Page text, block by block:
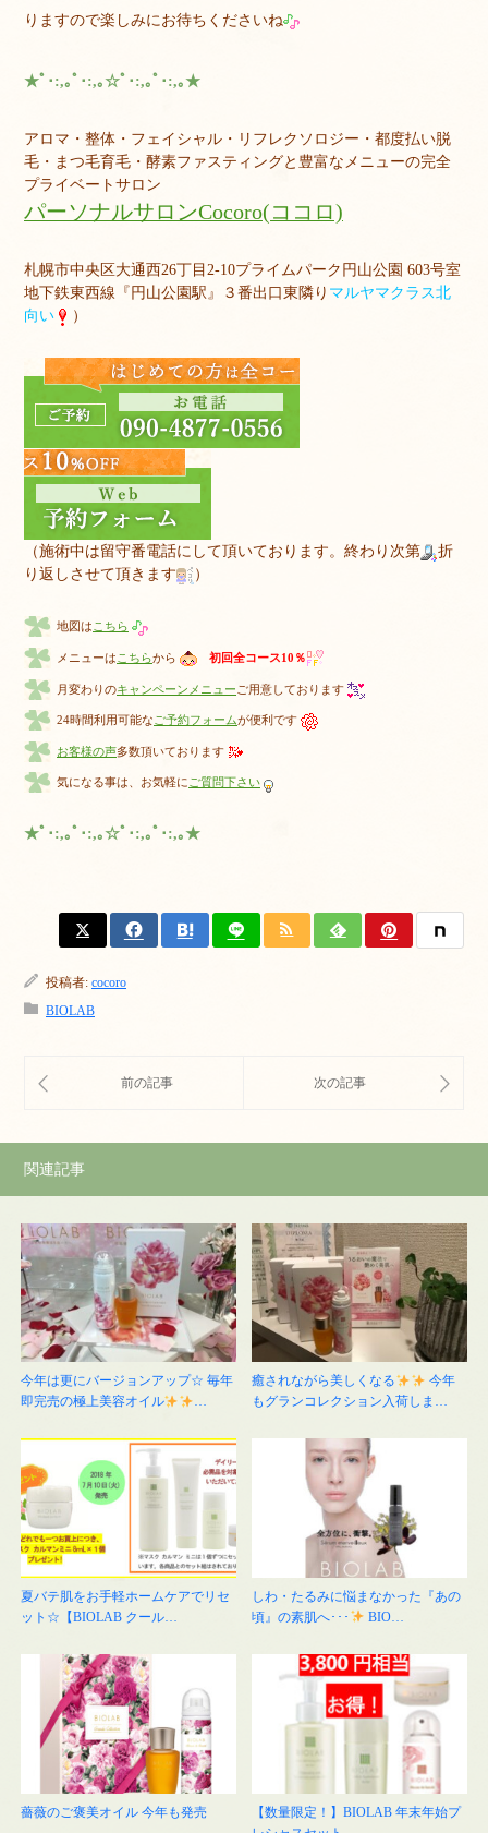
りますので楽しみにお待ちくださいね
★ﾟ･:,｡ﾟ･:,｡☆ﾟ･:,｡ﾟ･:,｡★
アロマ・整体・フェイシャル・リフレクソロジー・都度払い脱
毛・まつ毛育毛・酵素ファスティングと豊富なメニューの完全
プライベートサロン
パーソナルサロンCocoro(ココロ)
札幌市中央区大通西26丁目2-10プライムパーク円山公園 603号室
地下鉄東西線『円山公園駅』３番出口東隣り マルヤマクラス北
向い
）
（施術中は留守番電話にして頂いております。終わり次第
折
り返しさせて頂きます
）
地図はこちら
メニューは こちらから 初回全コース10％
月変わりのキャンペーンメニュー ご用意しております
24時間利用可能な ご予約フォームが便利です
お客様の声多数頂いております
気になる事は、お気軽にご質問下さい
★ﾟ･:,｡ﾟ･:,｡☆ﾟ･:,｡ﾟ･:,｡★
投稿者: cocoro
BIOLAB
関連記事
今年は更にバージョンアップ☆ 毎年
即完売の極上美容オイル
…
癒されながら美しくなる
今年
もグランコレクション入荷しま…
夏バテ肌をお手軽ホームケアでリセ
ット☆【BIOLAB クール…
しわ・たるみに悩まなかった『あの
頃』の素肌へ･･･
BIO…
薔薇のご褒美オイル 今年も発売
【数量限定！】BIOLAB 年末年始プ